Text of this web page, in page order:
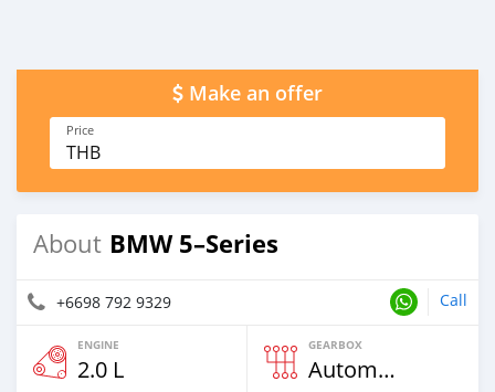
Make an offer
Price
THB
About BMW 5–Series
+6698 792 9329 Call
ENGINE
2.0 L
GEARBOX
Automatic